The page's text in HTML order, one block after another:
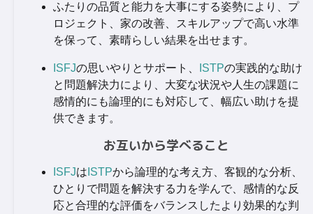
ふたりの品質と能力を大事にする姿勢により、プ
ロジェクト、家の改善、スキルアップで高い水準
を保って、素晴らしい結果を出せます。
ISFJの思いやりとサポート、 ISTPの実践的な助け
と問題解決力により、大変な状況や人生の課題に
感情的にも論理的にも対応して、幅広い助けを提
供できます。
お互いから学べること
ISFJは ISTPから論理的な考え方、客観的な分析、
ひとりで問題を解決する力を学んで、感情的な反
応と合理的な評価をバランスしたより効果的な判